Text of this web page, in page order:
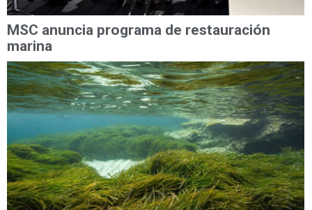
MSC anuncia programa de restauración
marina